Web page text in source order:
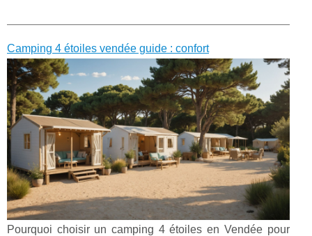
Camping 4 étoiles vendée guide : confort
Pourquoi choisir un camping 4 étoiles en Vendée pour